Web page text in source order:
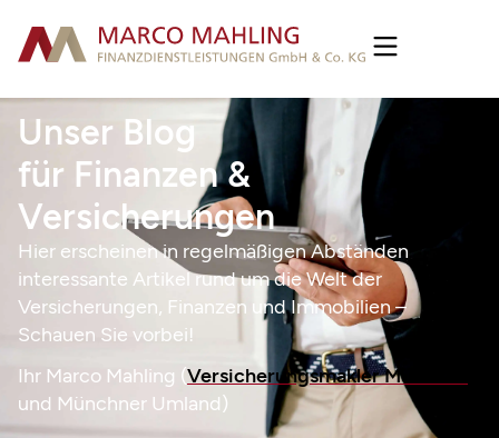
Unser Blog
für Finanzen &
Versicherungen
Hier erscheinen in regelmäßigen Abständen
interessante Artikel rund um die Welt der
Versicherungen, Finanzen und Immobilien –
Schauen Sie vorbei!
Ihr Marco Mahling (Versicherungsmakler München
und Münchner Umland)